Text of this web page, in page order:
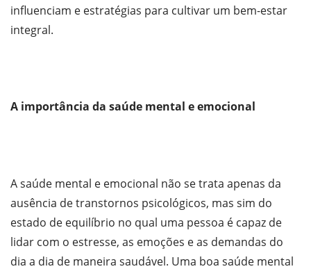
influenciam e estratégias para cultivar um bem-estar
integral.
A importância da saúde mental e emocional
A saúde mental e emocional não se trata apenas da
ausência de transtornos psicológicos, mas sim do
estado de equilíbrio no qual uma pessoa é capaz de
lidar com o estresse, as emoções e as demandas do
dia a dia de maneira saudável. Uma boa saúde mental